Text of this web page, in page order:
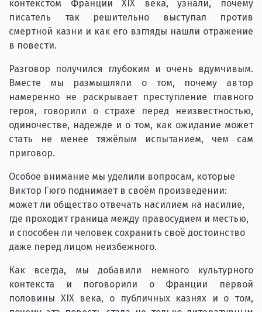
контекстом Франции XIX века, узнали, почему
писатель так решительно выступал против
смертной казни и как его взгляды нашли отражение
в повести.
Разговор получился глубоким и очень вдумчивым.
Вместе мы размышляли о том, почему автор
намеренно не раскрывает преступление главного
героя, говорили о страхе перед неизвестностью,
одиночестве, надежде и о том, как ожидание может
стать не менее тяжёлым испытанием, чем сам
приговор.
Особое внимание мы уделили вопросам, которые
Виктор Гюго поднимает в своём произведении:
может ли общество отвечать насилием на насилие,
где проходит граница между правосудием и местью,
и способен ли человек сохранить своё достоинство
даже перед лицом неизбежного.
Как всегда, мы добавили немного культурного
контекста и поговорили о Франции первой
половины XIX века, о публичных казнях и о том,